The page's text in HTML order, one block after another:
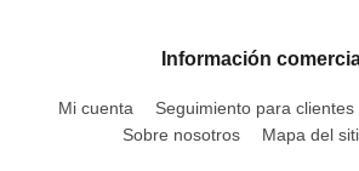
Información
Mi cuenta
Seguimiento para
Sobre nosotros
Mapa del